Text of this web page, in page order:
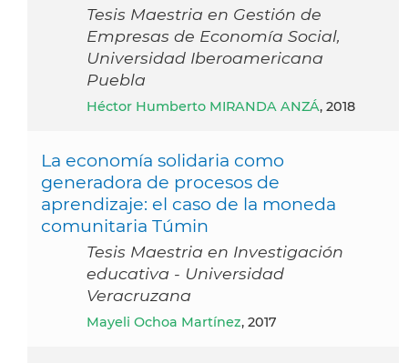
Tesis Maestria en Gestión de
Empresas de Economía Social,
Universidad Iberoamericana
Puebla
Héctor Humberto MIRANDA ANZÁ, 2018
La economía solidaria como
generadora de procesos de
aprendizaje: el caso de la moneda
comunitaria Túmin
Tesis Maestria en Investigación
educativa - Universidad
Veracruzana
Mayeli Ochoa Martínez, 2017